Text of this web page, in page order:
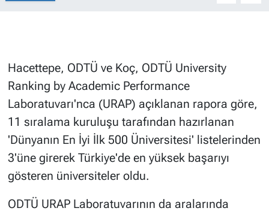
Hacettepe, ODTÜ ve Koç, ODTÜ University
Ranking by Academic Performance
Laboratuvarı'nca (URAP) açıklanan rapora göre,
11 sıralama kuruluşu tarafından hazırlanan
'Dünyanın En İyi İlk 500 Üniversitesi' listelerinden
3'üne girerek Türkiye'de en yüksek başarıyı
gösteren üniversiteler oldu.
ODTÜ URAP Laboratuvarının da aralarında